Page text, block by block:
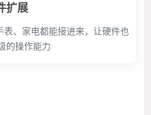
扩展
、家电都能接进来，让硬件也
的操作能力